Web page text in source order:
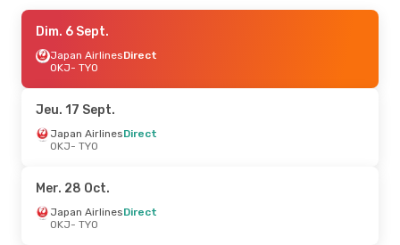
Jeu. 17 Sept.
Japan AirlinesDirect
OKJ- TYO
TYO- OKJ
Dim. 6 Sept.
Japan AirlinesDirect
OKJ- TYO
Jeu. 17 Sept.
Japan AirlinesDirect
OKJ- TYO
Mer. 28 Oct.
Japan AirlinesDirect
OKJ- TYO